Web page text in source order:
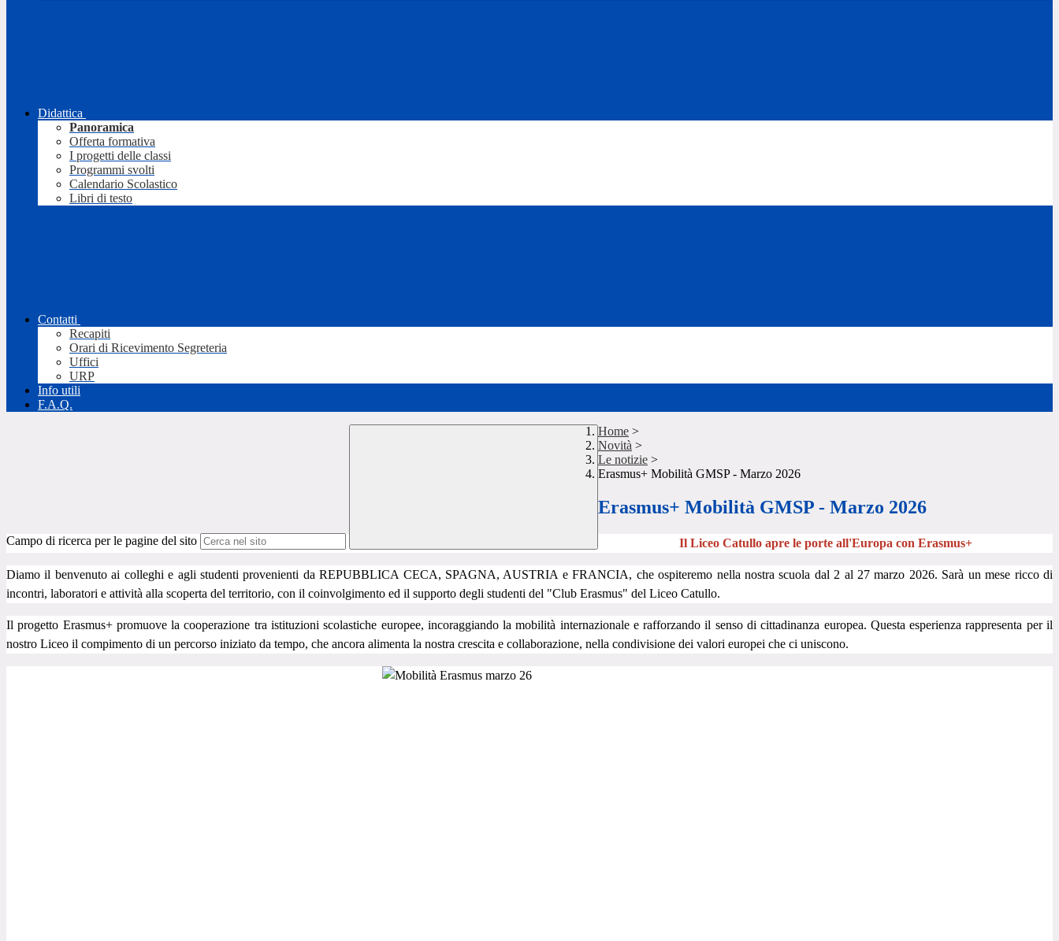
Didattica
Panoramica
Offerta formativa
I progetti delle classi
Programmi svolti
Calendario Scolastico
Libri di testo
Contatti
Recapiti
Orari di Ricevimento Segreteria
Uffici
URP
Info utili
F.A.Q.
Campo di ricerca per le pagine del sito
Home >
Novità >
Le notizie >
Erasmus+ Mobilità GMSP - Marzo 2026
Erasmus+ Mobilità GMSP - Marzo 2026
Il Liceo Catullo apre le porte all'Europa con Erasmus+
Diamo il benvenuto ai colleghi e agli studenti provenienti da REPUBBLICA CECA, SPAGNA, AUSTRIA e FRANCIA, che ospiteremo nella nostra scuola dal 2 al 27 marzo 2026. Sarà un mese ricco di
incontri, laboratori e attività alla scoperta del territorio, con il coinvolgimento ed il supporto degli studenti del "Club Erasmus" del Liceo Catullo.
Il progetto Erasmus+ promuove la cooperazione tra istituzioni scolastiche europee, incoraggiando la mobilità internazionale e rafforzando il senso di cittadinanza europea. Questa esperienza rappresenta per il
nostro Liceo il compimento di un percorso iniziato da tempo, che ancora alimenta la nostra crescita e collaborazione, nella condivisione dei valori europei che ci uniscono.